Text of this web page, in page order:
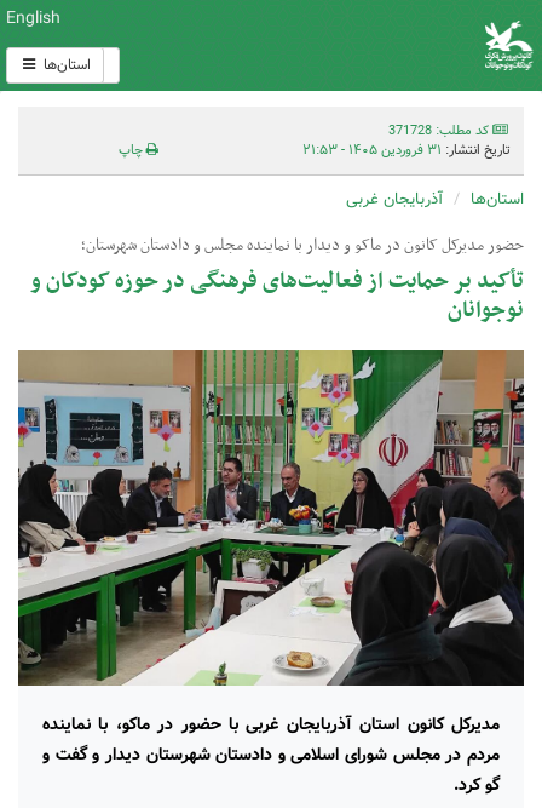
English
استان‌ها
کد مطلب: 371728
تاریخ انتشار: ۳۱ فروردین ۱۴۰۵ - ۲۱:۵۳ چاپ
استان‌ها آذربایجان غربی
حضور مدیرکل کانون در ماکو و دیدار با نماینده مجلس و دادستان شهرستان؛
تأکید بر حمایت از فعالیت‌های فرهنگی در حوزه کودکان و
نوجوانان
مدیرکل کانون استان آذربایجان غربی با حضور در ماکو، با نماینده
مردم در مجلس شورای اسلامی و دادستان شهرستان دیدار و گفت و
گو کرد.